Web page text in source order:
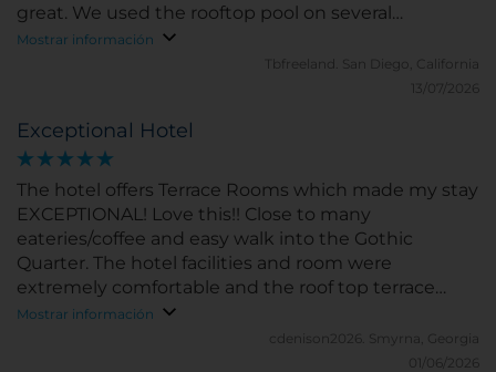
great. We used the rooftop pool on several
occasions, great view from the top. The staff was
friendly and helpful. We would definitely stay there
Mostrar información
Tbfreeland.
San Diego, California
13/07/2026
Exceptional Hotel
The hotel offers Terrace Rooms which made my stay
EXCEPTIONAL! Love this!! Close to many
eateries/coffee and easy walk into the Gothic
Quarter. The hotel facilities and room were
extremely comfortable and the roof top terrace
provides a great view and comfortable place to
Mostrar información
cdenison2026.
Smyrna, Georgia
01/06/2026